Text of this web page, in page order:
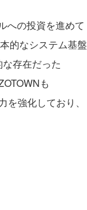
への投資を進めて
的なシステム基盤
存在だった
も
強化しており、